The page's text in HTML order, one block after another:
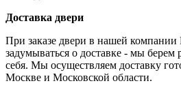
Доставка двери
При заказе двери в нашей
задумываться о доставке - мы берем
себя. Мы осуществляем доставку
Москве и Московской области.